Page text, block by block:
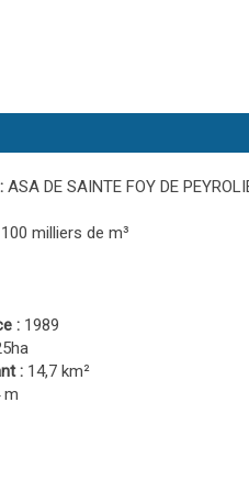
ASA DE SAINTE FOY DE
milliers de m³
: 1989
: 14,7 km²
m